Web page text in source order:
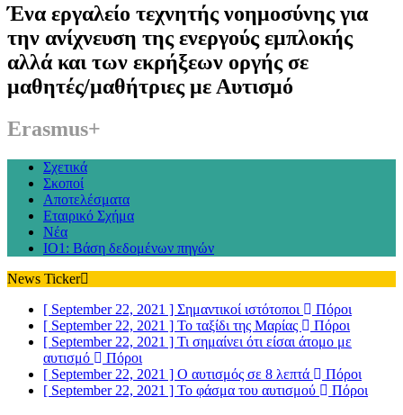
Ένα εργαλείο τεχνητής νοημοσύνης για
την ανίχνευση της ενεργούς εμπλοκής
αλλά και των εκρήξεων οργής σε
μαθητές/μαθήτριες με Αυτισμό
Erasmus+
Σχετικά
Σκοποί
Αποτελέσματα
Εταιρικό Σχήμα
Νέα
IO1: Βάση δεδομένων πηγών
News Ticker
[ September 22, 2021 ] Σημαντικοί ιστότοποι
Πόροι
[ September 22, 2021 ] Το ταξίδι της Μαρίας
Πόροι
[ September 22, 2021 ] Τι σημαίνει ότι είσαι άτομο με
αυτισμό
Πόροι
[ September 22, 2021 ] O αυτισμός σε 8 λεπτά
Πόροι
[ September 22, 2021 ] Το φάσμα του αυτισμού Πόροι